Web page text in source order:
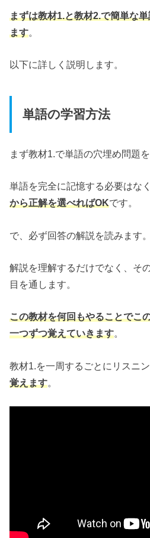
まずは教材1.と教材2.で簡単な
ます。
以下に詳しく説明します。
単語の学習方法
まず教材1.で単語の穴埋め問題を
単語を完全に記憶する必要はな
から正解を選べればOKです。
で、必ず回答の解説を読みます。
解説を理解するだけでなく、そ
目を通します。
この教材を何回もやることでこ
一つずつ覚えていきます。
教材1.を一周するごとにリスニ
覚えます。